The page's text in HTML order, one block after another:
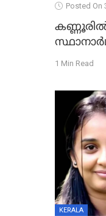
Posted On
കണ്ണൂരിൽ കെ
1 Min Read
KERALA